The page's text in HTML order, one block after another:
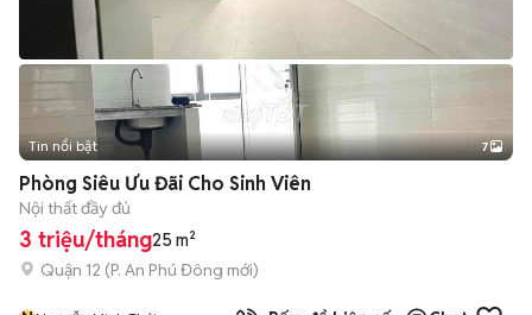
+2
Tin nổi bật 7
Phòng Siêu Ưu Đãi Cho Sinh Viên
Nội thất đầy đủ
3 triệu/tháng25 m²
Quận 12 (P. An Phú Đông mới)